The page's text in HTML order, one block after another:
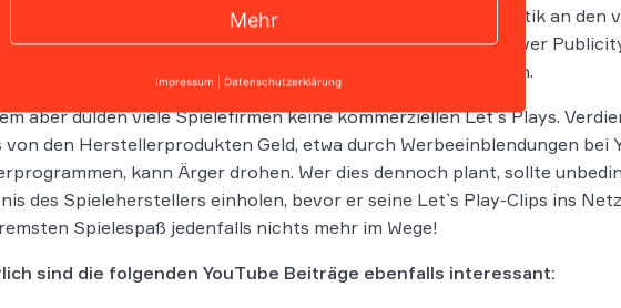
bestimmter Regeln. Auf unsachliche oder übermäßige Kritik an den
etwa sollten Video-Macher verzichten. Denn bei negativer
zum Beispiel für künftige Clips ihre Einwilligung verweigern.
aber dulden viele Spielefirmen keine kommerziellen Let`s Plays.
von den Herstellerprodukten Geld, etwa durch Werbeeinblendungen bei
kann Ärger drohen. Wer dies dennoch plant, sollte
des Spieleherstellers einholen, bevor er seine Let`s Play-Clips ins
Spielespaß jedenfalls nichts mehr im Wege!
sind die folgenden YouTube Beiträge ebenfalls interessant:
Mehr
Impressum Datenschutzerklärung